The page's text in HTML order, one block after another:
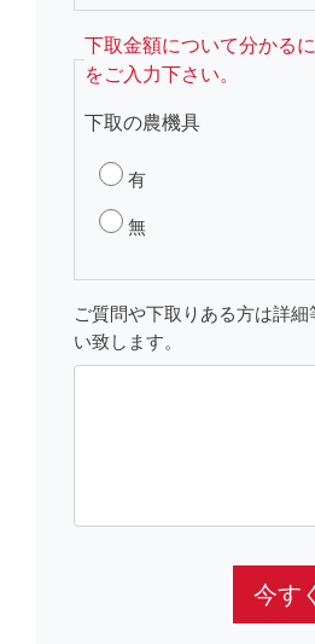
下取金額について分かる
をご入力下さい。
下取の農機具
有
無
ご質問や下取りある方は詳
い致します。
今す